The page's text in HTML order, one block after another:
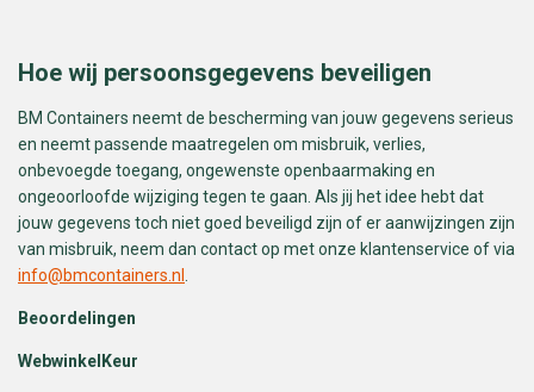
Hoe wij persoonsgegevens beveiligen
BM Containers neemt de bescherming van jouw gegevens serieus
en neemt passende maatregelen om misbruik, verlies,
onbevoegde toegang, ongewenste openbaarmaking en
ongeoorloofde wijziging tegen te gaan. Als jij het idee hebt dat
jouw gegevens toch niet goed beveiligd zijn of er aanwijzingen zijn
van misbruik, neem dan contact op met onze klantenservice of via
info@bmcontainers.nl
Beoordelingen
WebwinkelKeur